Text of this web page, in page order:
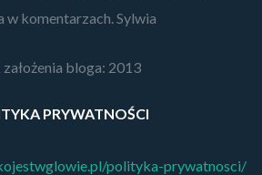
w komentarzach. Sylwia
założenia bloga: 2013
PRYWATNOŚCI
polityka-prywatnosci/